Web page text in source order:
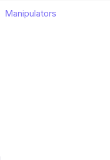
Manipulators